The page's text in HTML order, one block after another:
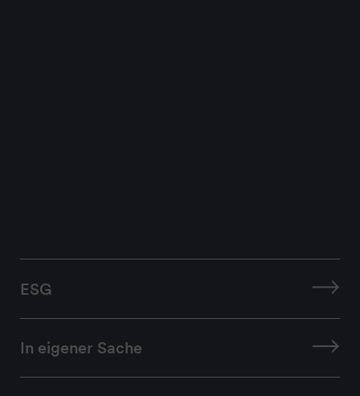
ESG
In eigener Sache